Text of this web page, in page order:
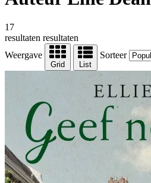
17
resultaten resultaten
Weergave
Grid List
Sorteer